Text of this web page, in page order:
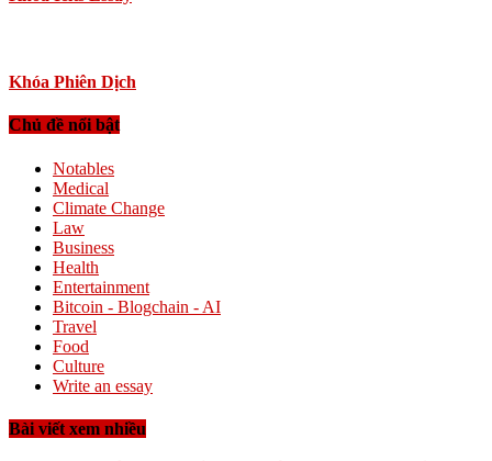
Khóa Phiên Dịch
Chủ đề nổi bật
Notables
Medical
Climate Change
Law
Business
Health
Entertainment
Bitcoin - Blogchain - AI
Travel
Food
Culture
Write an essay
Bài viết xem nhiều